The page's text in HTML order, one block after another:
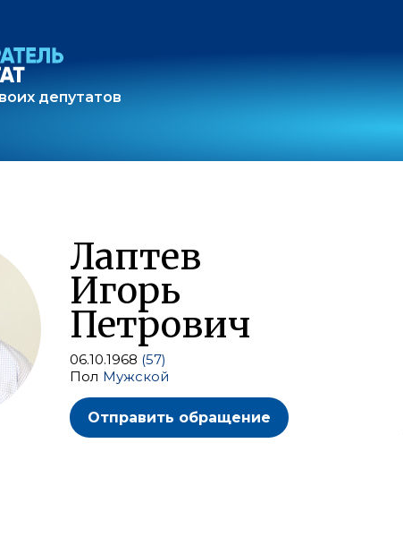
депутатов
Лаптев
Игорь
Петрович
06.10.1968 (57)
Пол Мужской
Отправить обращение